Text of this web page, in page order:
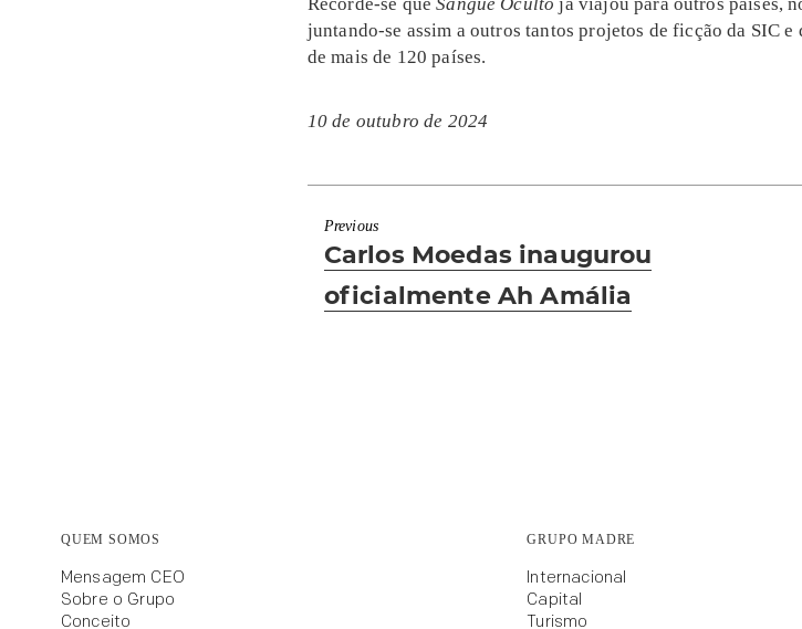
juntando-se assim a outros tantos projetos de ficção da SIC
de mais de 120 países.
10 de outubro de 2024
Previous
Previous
Carlos Moedas inaugurou
oficialmente Ah Amália
QUEM SOMOS
Mensagem CEO
Sobre o Grupo
Conceito
GRUPO MADRE
Internacional
Capital
Turismo